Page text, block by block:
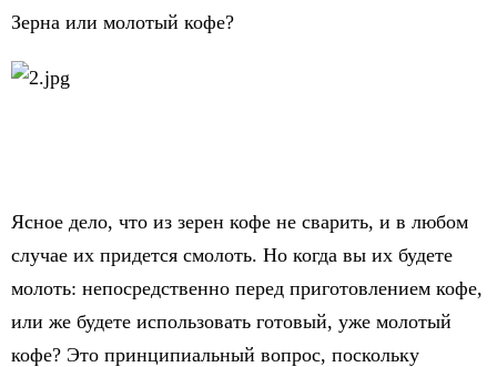
Зерна или молотый кофе?
Ясное дело, что из зерен кофе не сварить, и в любом
случае их придется смолоть. Но когда вы их будете
молоть: непосредственно перед приготовлением кофе,
или же будете использовать готовый, уже молотый
кофе? Это принципиальный вопрос, поскольку